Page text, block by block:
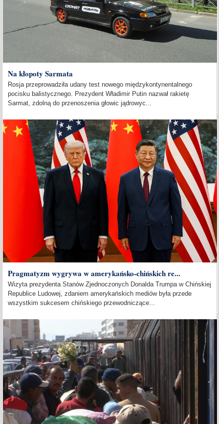
Na kłopoty Sarmata
Rosja przeprowadziła udany test nowego międzykontynentalnego
pocisku balistycznego. Prezydent Władimir Putin nazwał rakietę
Sarmat, zdolną do przenoszenia głowic jądrowyc...
Pragmatyzm wygrywa w amerykańsko-chińskich re...
Wizyta prezydenta Stanów Zjednoczonych Donalda Trumpa w Chińskiej
Republice Ludowej, zdaniem amerykańskich mediów była przede
wszystkim sukcesem chińskiego przewodniczące...